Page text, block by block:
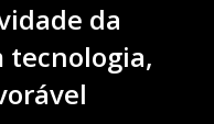
da
tecnologia,